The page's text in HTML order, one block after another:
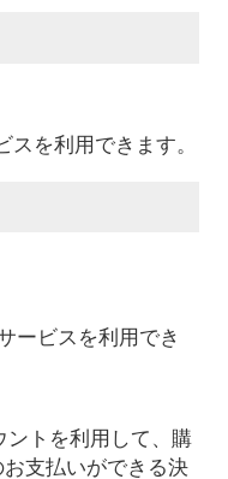
を利用できます。
ービスを利用でき
ントを利用して、購
支払いができる決